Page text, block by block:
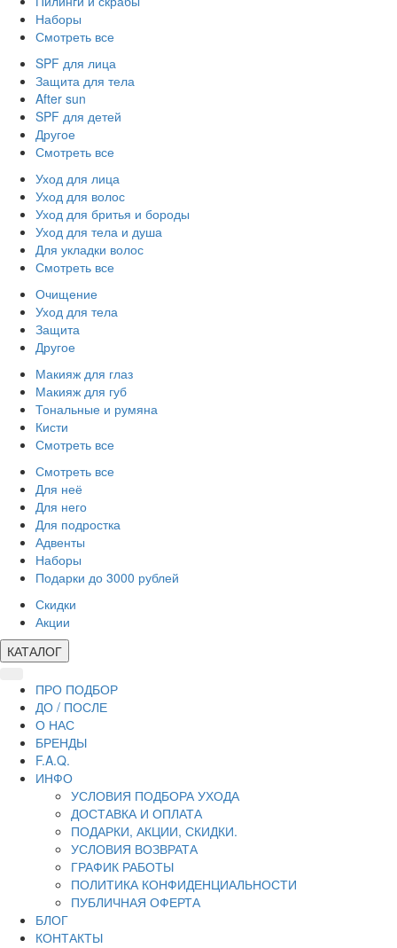
Наборы
Смотреть все
SPF для лица
Защита для тела
After sun
SPF для детей
Другое
Смотреть все
Уход для лица
Уход для волос
Уход для бритья и бороды
Уход для тела и душа
Для укладки волос
Смотреть все
Очищение
Уход для тела
Защита
Другое
Макияж для глаз
Макияж для губ
Тональные и румяна
Кисти
Смотреть все
Смотреть все
Для неё
Для него
Для подростка
Адвенты
Наборы
Подарки до 3000 рублей
Скидки
Акции
КАТАЛОГ
ПРО ПОДБОР
ДО / ПОСЛЕ
О НАС
БРЕНДЫ
F.A.Q.
ИНФО
УСЛОВИЯ ПОДБОРА УХОДА
ДОСТАВКА И ОПЛАТА
ПОДАРКИ, АКЦИИ, СКИДКИ.
УСЛОВИЯ ВОЗВРАТА
ГРАФИК РАБОТЫ
ПОЛИТИКА КОНФИДЕНЦИАЛЬНОСТИ
ПУБЛИЧНАЯ ОФЕРТА
БЛОГ
КОНТАКТЫ